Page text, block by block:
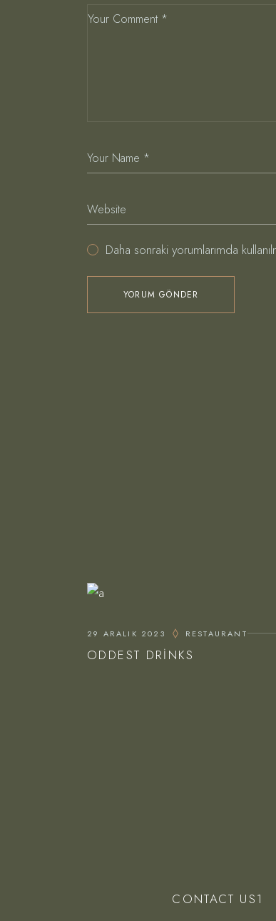
Daha sonraki yorumlarımda
YORUM GÖNDER
29 ARALIK 2023 RESTAURANT
ODDEST DRINKS
CONTACT US1